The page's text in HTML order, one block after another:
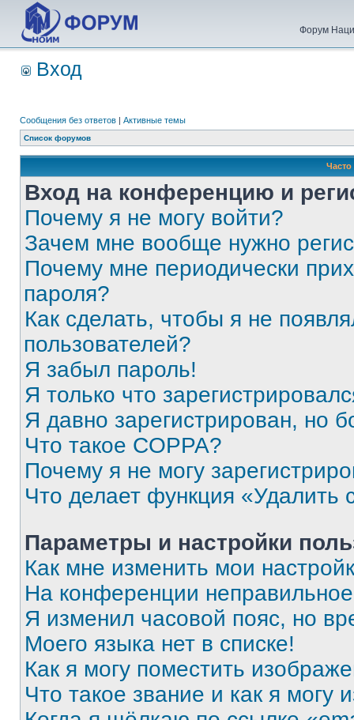
Форум
Вход
Сообщения без ответов | Активные темы
Список форумов
Вход на конференцию и
Почему я не могу войти?
Зачем мне вообще нужно
Почему мне периодически
пароля?
Как сделать, чтобы я не
пользователей?
Я забыл пароль!
Я только что
Я давно зарегистрирован, но
Что такое COPPA?
Почему я не могу
Что делает функция «Удалить
Параметры и настройки
Как мне изменить мои
На конференции
Я изменил часовой пояс, но
Моего языка нет в списке!
Как я могу поместить
Что такое звание и как я могу